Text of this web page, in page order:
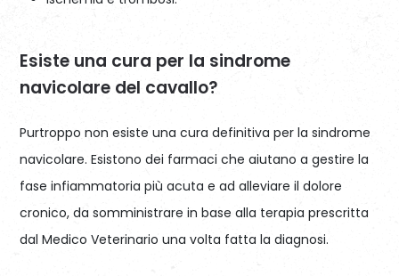
Esiste una cura per la sindrome
navicolare del cavallo?
Purtroppo non esiste una cura definitiva per la sindrome
navicolare. Esistono dei farmaci che aiutano a gestire la
fase infiammatoria più acuta e ad alleviare il dolore
cronico, da somministrare in base alla terapia prescritta
dal Medico Veterinario una volta fatta la diagnosi.